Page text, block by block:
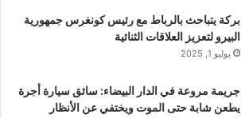
بركة يتباحث بالرباط مع رئيس كونغرس جمهورية
البيرو لتعزيز العلاقات الثنائية
يوليو 1, 2025
جريمة مروعة في الدار البيضاء: سائق سيارة أجرة
يطعن شابة حتى الموت ويختفي عن الأنظار